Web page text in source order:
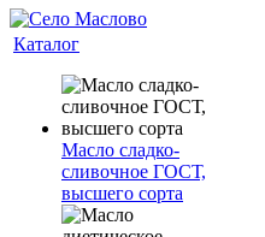
Каталог
Масло сладко-
сливочное ГОСТ,
высшего сорта